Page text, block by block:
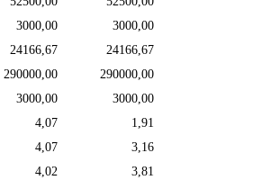
3000,00
3000,00
24166,67
24166,67
290000,00
290000,00
3000,00
3000,00
4,07
1,91
4,07
3,16
4,02
3,81